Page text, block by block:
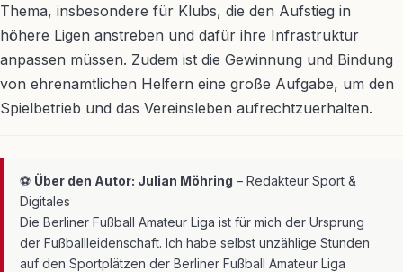
Thema, insbesondere für Klubs, die den Aufstieg in
höhere Ligen anstreben und dafür ihre Infrastruktur
anpassen müssen. Zudem ist die Gewinnung und Bindung
von ehrenamtlichen Helfern eine große Aufgabe, um den
Spielbetrieb und das Vereinsleben aufrechtzuerhalten.
⚽ Über den Autor: Julian Möhring – Redakteur Sport &
Digitales
Die Berliner Fußball Amateur Liga ist für mich der Ursprung
der Fußballleidenschaft. Ich habe selbst unzählige Stunden
auf den Sportplätzen der Berliner Fußball Amateur Liga